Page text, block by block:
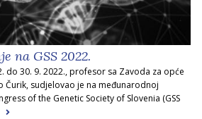
na GSS 2022.
do 30. 9. 2022., profesor sa Zavoda za opće
Čurik, sudjelovao je na međunarodnoj
of the Genetic Society of Slovenia (GSS